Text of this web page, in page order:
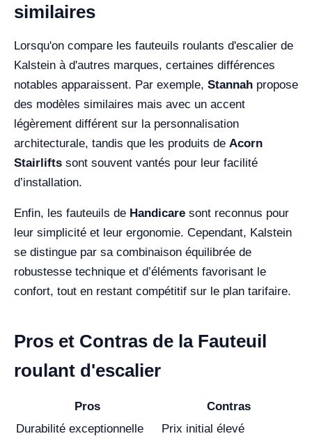
similaires
Lorsqu'on compare les fauteuils roulants d'escalier de
Kalstein à d'autres marques, certaines différences
notables apparaissent. Par exemple, Stannah propose
des modèles similaires mais avec un accent
légèrement différent sur la personnalisation
architecturale, tandis que les produits de Acorn
Stairlifts sont souvent vantés pour leur facilité
d’installation.
Enfin, les fauteuils de Handicare sont reconnus pour
leur simplicité et leur ergonomie. Cependant, Kalstein
se distingue par sa combinaison équilibrée de
robustesse technique et d’éléments favorisant le
confort, tout en restant compétitif sur le plan tarifaire.
Pros et Contras de la Fauteuil
roulant d'escalier
Pros
Contras
Durabilité exceptionnelle
Prix initial élevé